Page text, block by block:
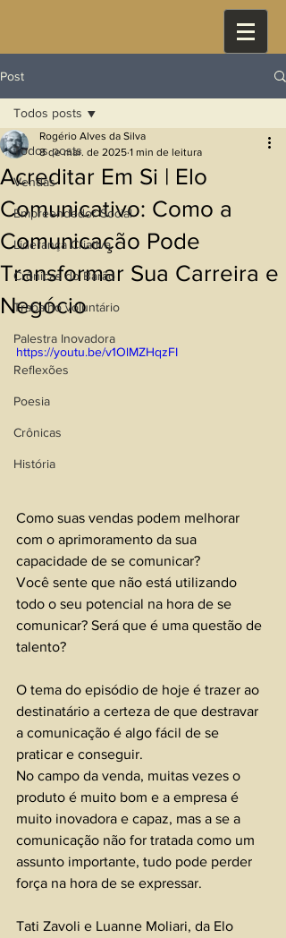
Post
Todos posts
Vendas
Empreendedor Social
Liderança Criativa
Crônicas do Barão
Trabalho voluntário
Palestra Inovadora
Reflexões
Poesia
Crônicas
História
Todos posts
Acreditar Em Si | Elo
Comunicativo: Como a
Comunicação Pode
Transformar Sua Carreira e
Negócio
Rogério Alves da Silva
8 de mar. de 2025 1 min de leitura
https://youtu.be/v1OlMZHqzFI
Como suas vendas podem melhorar
com o aprimoramento da sua
capacidade de se comunicar?
Você sente que não está utilizando
todo o seu potencial na hora de se
comunicar? Será que é uma questão de
talento?
O tema do episódio de hoje é trazer ao
destinatário a certeza de que destravar
a comunicação é algo fácil de se
praticar e conseguir.
No campo da venda, muitas vezes o
produto é muito bom e a empresa é
muito inovadora e capaz, mas a se a
comunicação não for tratada como um
assunto importante, tudo pode perder
força na hora de se expressar.
Tati Zavoli e Luanne Moliari, da Elo